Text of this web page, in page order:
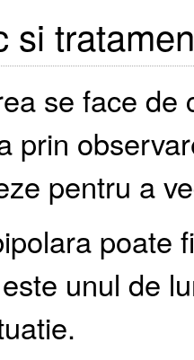
si
se face
prin
pentru a
poate
unul de